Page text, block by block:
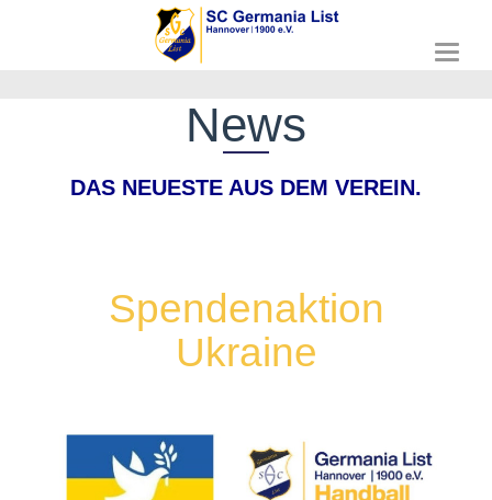
T
News
DAS NEUESTE AUS DEM VEREIN.
Spendenaktion
Ukraine